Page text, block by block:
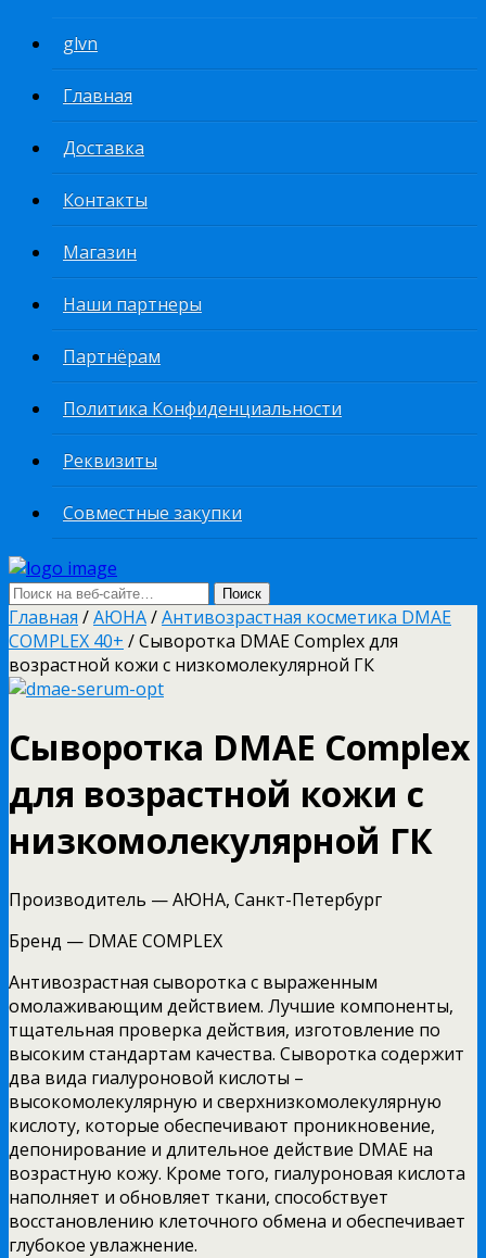
glvn
Главная
Доставка
Контакты
Магазин
Наши партнеры
Партнёрам
Политика Конфиденциальности
Реквизиты
Совместные закупки
Главная /АЮНА/Антивозрастная косметика DMAE
COMPLEX 40+ / Сыворотка DMAE Complex для
возрастной кожи с низкомолекулярной ГК
Сыворотка DMAE Complex
для возрастной кожи с
низкомолекулярной ГК
Производитель — АЮНА, Санкт-Петербург
Бренд — DMAE COMPLEX
Антивозрастная сыворотка с выраженным
омолаживающим действием. Лучшие компоненты,
тщательная проверка действия, изготовление по
высоким стандартам качества. Сыворотка содержит
два вида гиалуроновой кислоты –
высокомолекулярную и сверхнизкомолекулярную
кислоту, которые обеспечивают проникновение,
депонирование и длительное действие DMAE на
возрастную кожу. Кроме того, гиалуроновая кислота
наполняет и обновляет ткани, способствует
восстановлению клеточного обмена и обеспечивает
глубокое увлажнение.